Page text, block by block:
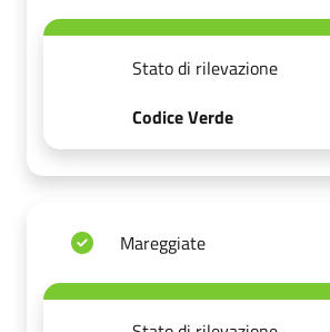
Stato di rilevazione
Codice Verde
Mareggiate